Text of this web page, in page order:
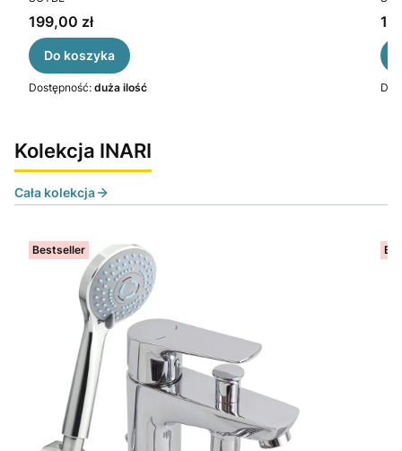
Cena
199,00 zł
Do koszyka
Dostępność: duża ilość
Kolekcja INARI
Cała kolekcja
Bestseller